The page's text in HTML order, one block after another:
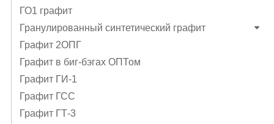
ГО1 графит
Гранулированный синтетический графит
Графит 2ОПГ
Графит в биг-бэгах ОПТом
Графит ГИ-1
Графит ГСС
Графит ГТ-3